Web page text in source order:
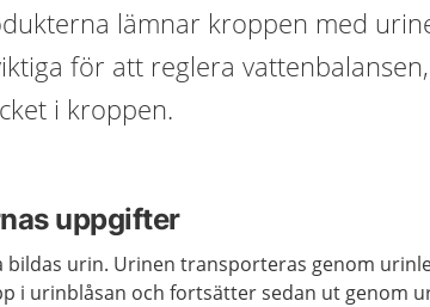
lämnar kroppen med
för att reglera
i kroppen.
uppgifter
bildas urin. Urinen transporteras genom
i urinblåsan och fortsätter sedan ut genom